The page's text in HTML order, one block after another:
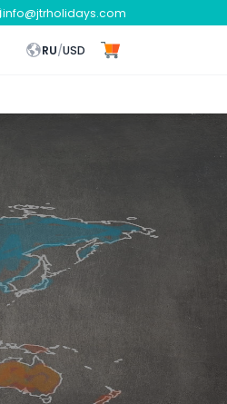
info@jtrholidays.com
RU/USD